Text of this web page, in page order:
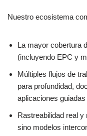
Nuestro ecosistema
La mayor cobertura
(incluyendo EPC y
Múltiples flujos de
para profundidad,
aplicaciones
Rastreabilidad real
sino modelos